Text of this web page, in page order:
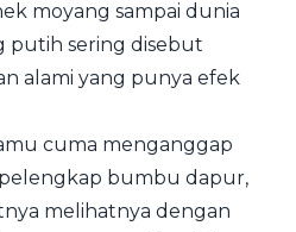
moyang sampai dunia
putih sering disebut
alami yang punya efek
cuma menganggap
bumbu dapur,
melihatnya dengan